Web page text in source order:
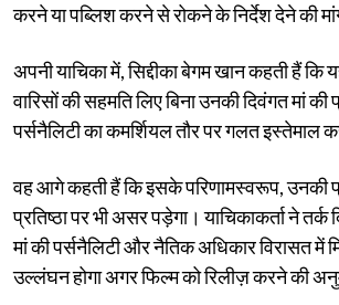
करने या पब्लिश करने से रोकने के निर्देश देने की
अपनी याचिका में, सिद्दीका बेगम खान कहती हैं
वारिसों की सहमति लिए बिना उनकी दिवंगत मां
पर्सनैलिटी का कमर्शियल तौर पर गलत इस्तेमाल
वह आगे कहती हैं कि इसके परिणामस्वरूप, उनकी
प्रतिष्ठा पर भी असर पड़ेगा। याचिकाकर्ता ने तर्क
मां की पर्सनैलिटी और नैतिक अधिकार विरासत में
उल्लंघन होगा अगर फिल्म को रिलीज़ करने की